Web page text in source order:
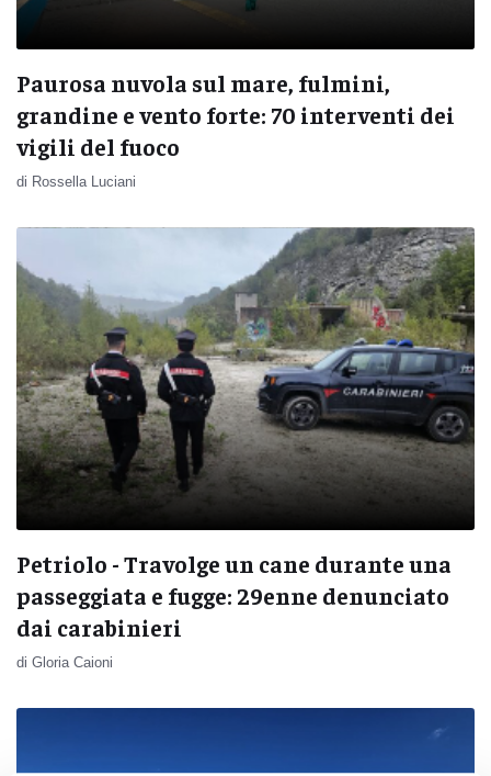
Paurosa nuvola sul mare, fulmini,
grandine e vento forte: 70 interventi dei
vigili del fuoco
di Rossella Luciani
Petriolo - Travolge un cane durante una
passeggiata e fugge: 29enne denunciato
dai carabinieri
di Gloria Caioni